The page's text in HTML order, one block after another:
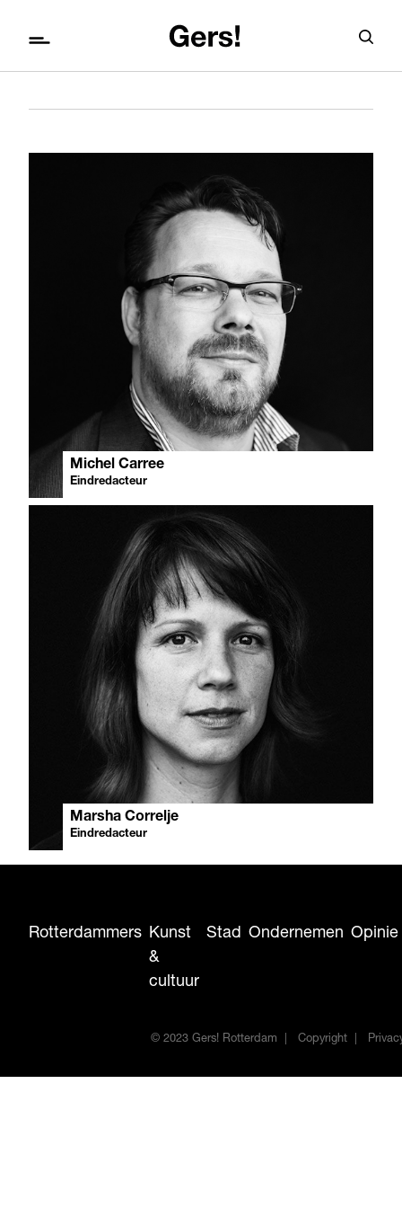
Michel Carree
Eindredacteur
Marsha Correlje
Eindredacteur
Rotterdammers Kunst
&
cultuur
Stad Ondernemen Opinie
© 2023 Gers! Rotterdam Copyright